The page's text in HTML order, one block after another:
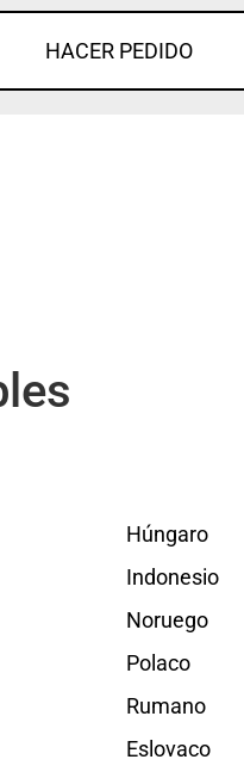
HACER PEDIDO
Húngaro
Indonesio
Noruego
Polaco
Rumano
Eslovaco